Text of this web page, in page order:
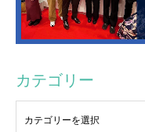
カテゴリー